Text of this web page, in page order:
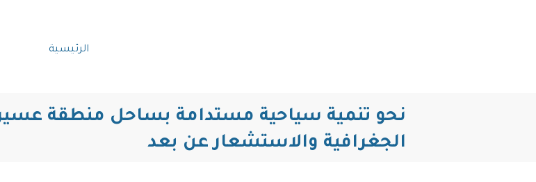
مسار
الرئيسية
نحو تنمية سياحية مستدامة بساحل منطقة
الجغرافية والاستشعار عن بعد